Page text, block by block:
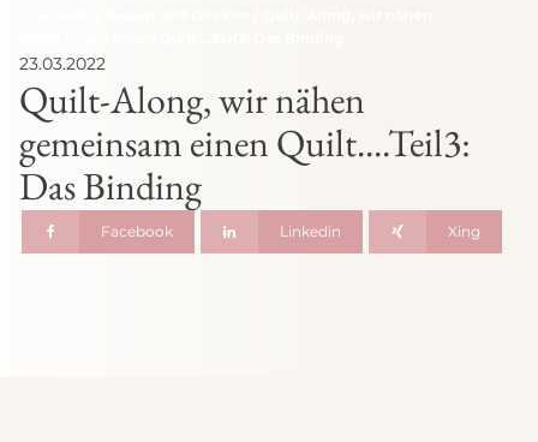
23.03.2022
Quilt-Along, wir nähen
gemeinsam einen Quilt....Teil3:
Das Binding
Facebook Linkedin Xing